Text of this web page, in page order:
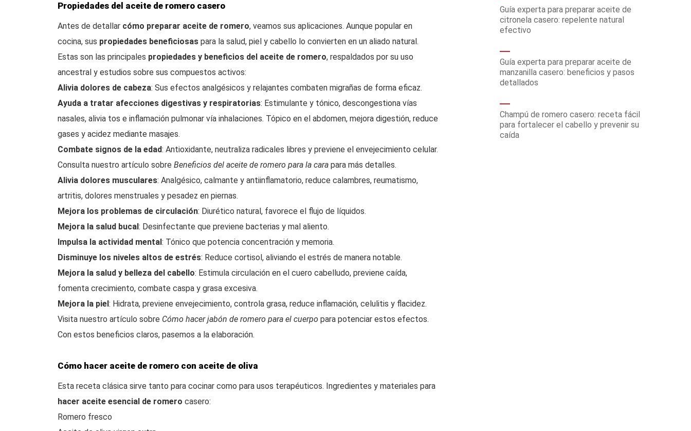
Propiedades del aceite de romero casero
Antes de detallar cómo preparar aceite de romero, veamos sus aplicaciones. Aunque popular en
cocina, sus propiedades beneficiosas para la salud, piel y cabello lo convierten en un aliado natural.
Estas son las principales propiedades y beneficios del aceite de romero, respaldados por su uso
ancestral y estudios sobre sus compuestos activos:
Alivia dolores de cabeza: Sus efectos analgésicos y relajantes combaten migrañas de forma eficaz.
Ayuda a tratar afecciones digestivas y respiratorias: Estimulante y tónico, descongestiona vías
nasales, alivia tos e inflamación pulmonar vía inhalaciones. Tópico en el abdomen, mejora digestión, reduce
gases y acidez mediante masajes.
Combate signos de la edad: Antioxidante, neutraliza radicales libres y previene el envejecimiento celular.
Consulta nuestro artículo sobre Beneficios del aceite de romero para la cara para más detalles.
Alivia dolores musculares: Analgésico, calmante y antiinflamatorio, reduce calambres, reumatismo,
artritis, dolores menstruales y pesadez en piernas.
Mejora los problemas de circulación: Diurético natural, favorece el flujo de líquidos.
Mejora la salud bucal: Desinfectante que previene bacterias y mal aliento.
Impulsa la actividad mental: Tónico que potencia concentración y memoria.
Disminuye los niveles altos de estrés: Reduce cortisol, aliviando el estrés de manera notable.
Mejora la salud y belleza del cabello: Estimula circulación en el cuero cabelludo, previene caída,
fomenta crecimiento, combate caspa y grasa excesiva.
Mejora la piel: Hidrata, previene envejecimiento, controla grasa, reduce inflamación, celulitis y flacidez.
Visita nuestro artículo sobre Cómo hacer jabón de romero para el cuerpo para potenciar estos efectos.
Con estos beneficios claros, pasemos a la elaboración.
Cómo hacer aceite de romero con aceite de oliva
Esta receta clásica sirve tanto para cocinar como para usos terapéuticos. Ingredientes y materiales para
hacer aceite esencial de romero casero:
Romero fresco
Guía experta para preparar aceite de
citronela casero: repelente natural
efectivo
Guía experta para preparar aceite de
manzanilla casero: beneficios y pasos
detallados
Champú de romero casero: receta fácil
para fortalecer el cabello y prevenir su
caída